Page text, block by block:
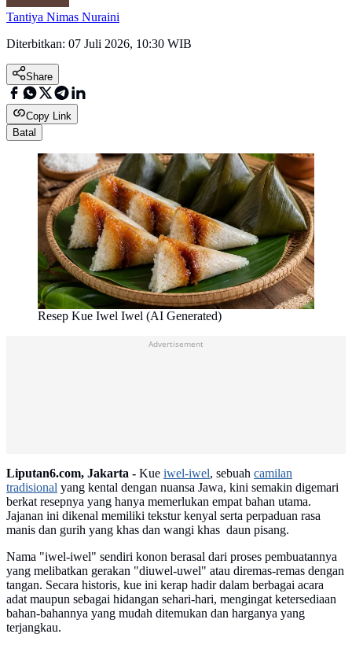
Tantiya Nimas Nuraini
Diterbitkan: 07 Juli 2026, 10:30 WIB
Share
Copy Link
Batal
Resep Kue Iwel Iwel (AI Generated)
Liputan6.com, Jakarta - Kue iwel-iwel, sebuah camilan
tradisional yang kental dengan nuansa Jawa, kini semakin digemari
berkat resepnya yang hanya memerlukan empat bahan utama.
Jajanan ini dikenal memiliki tekstur kenyal serta perpaduan rasa
manis dan gurih yang khas dan wangi khas daun pisang.
Nama "iwel-iwel" sendiri konon berasal dari proses pembuatannya
yang melibatkan gerakan "diuwel-uwel" atau diremas-remas dengan
tangan. Secara historis, kue ini kerap hadir dalam berbagai acara
adat maupun sebagai hidangan sehari-hari, mengingat ketersediaan
bahan-bahannya yang mudah ditemukan dan harganya yang
terjangkau.